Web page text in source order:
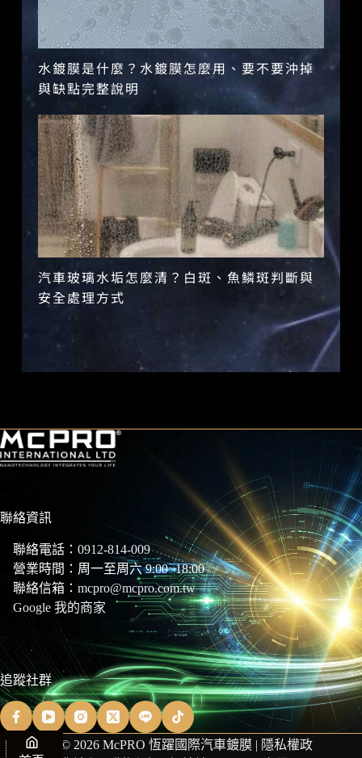
水鍍膜是什麼？水鍍膜怎麼用、要不要沖掉
與缺點完整說明
汽車玻璃水垢怎麼清？白斑、魚鱗斑判斷與
安全處理方式
聯絡資訊
聯絡電話： 0912-814-009
營業時間：周一至周六 9:00~18:00
聯絡信箱： mcpro@mcpro.com.tw
Google 我的商家
追蹤社群
Copyright © 2026 McPRO 恆躍國際汽車鍍膜 | 隱私權政